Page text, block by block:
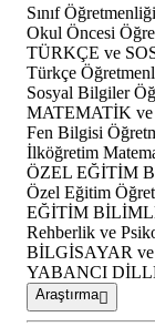
Sınıf
Okul Öncesi
TÜRKÇE ve
Türkçe
Sosyal Bilgiler
MATEMATİK
Fen Bilgisi
İlköğretim
ÖZEL EĞİTİM
Özel Eğitim
EĞİTİM
Rehberlik ve
BİLGİSAYAR
YABANCI
Araştırma